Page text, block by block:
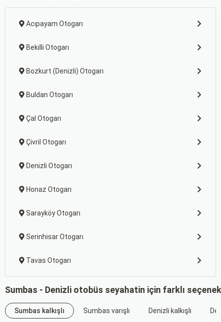
Acıpayam Otogarı
Bekilli Otogarı
Bozkurt (Denizli) Otogarı
Buldan Otogarı
Çal Otogarı
Çivril Otogarı
Denizli Otogarı
Honaz Otogarı
Sarayköy Otogarı
Serinhisar Otogarı
Tavas Otogarı
Sumbas - Denizli otobüs seyahatin için farklı
Sumbas kalkışlı Sumbas varışlı Denizli kalkışlı